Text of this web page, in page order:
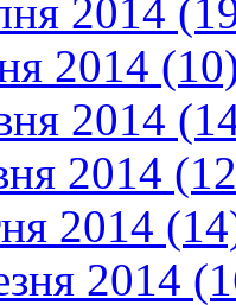
2014
2014
2014
2014
2014
2014